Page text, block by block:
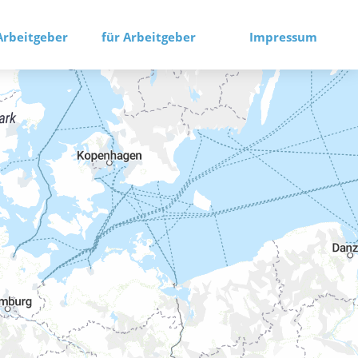
für Arbeitgeber Impressum